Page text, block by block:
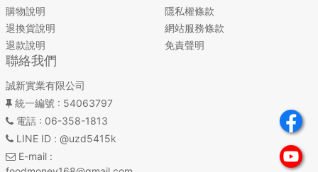
購物說明
退換貨說明
退款說明
隱私權條款
網站服務條款
免責聲明
聯絡我們
誠新實業有限公司
統一編號 : 54063797
電話: 06-358-1813
LINE ID : @uzd5415k
E-mail: